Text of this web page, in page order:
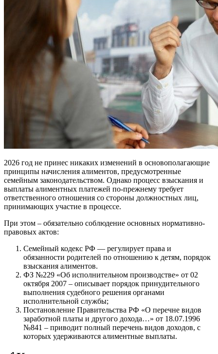
2026 год не принес никаких изменений в основополагающие
принципы начисления алиментов, предусмотренные
семейным законодательством. Однако процесс взыскания и
выплаты алиментных платежей по-прежнему требует
ответственного отношения со стороны должностных лиц,
принимающих участие в процессе.
При этом – обязательно соблюдение основных нормативно-
правовых актов:
Семейный кодекс РФ — регулирует права и
обязанности родителей по отношению к детям, порядок
взыскания алиментов.
ФЗ №229 «Об исполнительном производстве» от 02
октября 2007 – описывает порядок принудительного
выполнения судебного решения органами
исполнительной службы;
Постановление Правительства РФ «О перечне видов
заработной платы и другого дохода…» от 18.07.1996
№841 – приводит полный перечень видов доходов, с
которых удерживаются алиментные выплаты.